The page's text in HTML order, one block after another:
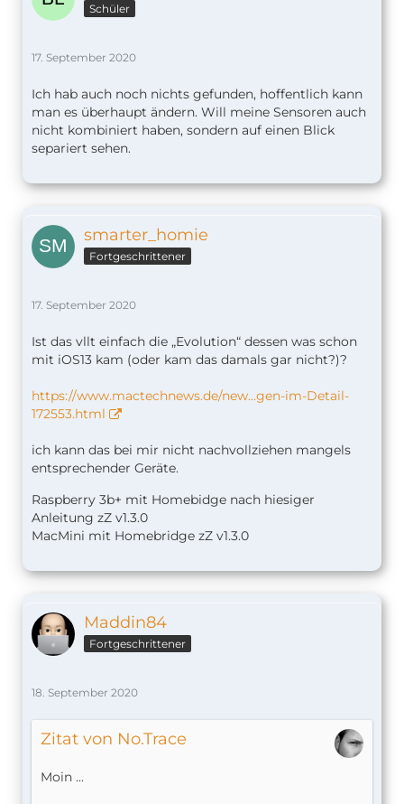
Schüler
17. September 2020
Ich hab auch noch nichts gefunden, hoffentlich kann
man es überhaupt ändern. Will meine Sensoren auch
nicht kombiniert haben, sondern auf einen Blick
separiert sehen.
smarter_homie
Fortgeschrittener
17. September 2020
Ist das vllt einfach die „Evolution“ dessen was schon
mit iOS13 kam (oder kam das damals gar nicht?)?
https://www.mactechnews.de/new…gen-im-Detail-
172553.html
ich kann das bei mir nicht nachvollziehen mangels
entsprechender Geräte.
Raspberry 3b+ mit Homebidge nach hiesiger
Anleitung zZ v1.3.0
MacMini mit Homebridge zZ v1.3.0
Maddin84
Fortgeschrittener
18. September 2020
Zitat von No.Trace
Moin ...